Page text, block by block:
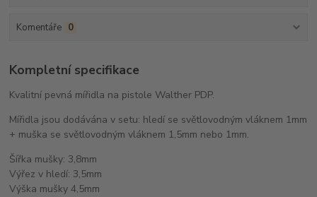
Komentáře 0
Kompletní specifikace
Kvalitní pevná mířidla na pistole Walther PDP.
Mířidla jsou dodávána v setu: hledí se světlovodným vláknem 1mm
+ muška se světlovodným vláknem 1,5mm nebo 1mm.
Šířka mušky: 3,8mm
Výřez v hledí: 3,5mm
Výška mušky 4,5mm